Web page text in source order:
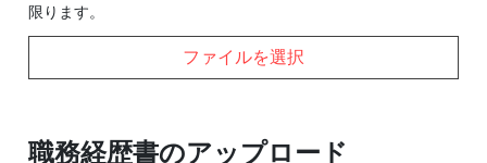
限ります。
ファイルを選択
職務経歴書のアップロード